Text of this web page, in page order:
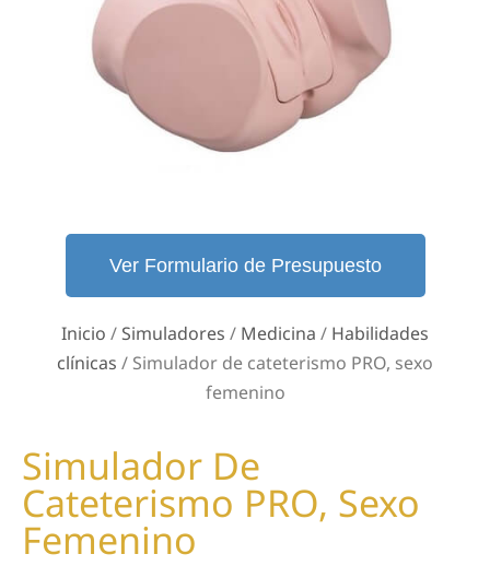
Ver Formulario de Presupuesto
Inicio / Simuladores / Medicina / Habilidades
clínicas / Simulador de cateterismo PRO, sexo
femenino
Simulador De
Cateterismo PRO, Sexo
Femenino